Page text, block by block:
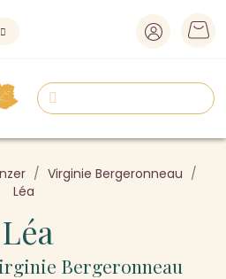
Virginie Bergeronneau
Léa
Léa
Bergeronneau